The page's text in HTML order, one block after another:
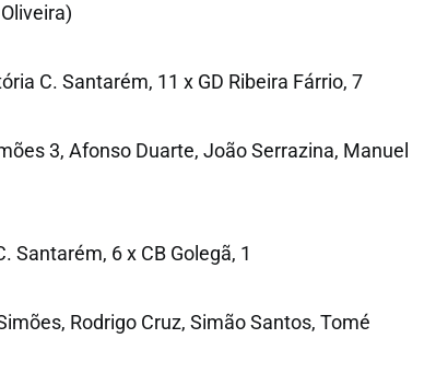
C. Santarém, 11 x GD Ribeira Fárrio, 7
3, Afonso Duarte, João Serrazina, Manuel
Santarém, 6 x CB Golegã, 1
Rodrigo Cruz, Simão Santos, Tomé